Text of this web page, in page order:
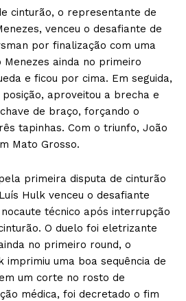
cinturão, o representante de
venceu o desafiante de
por finalização com uma
ainda no primeiro
e ficou por cima. Em seguida,
aproveitou a brecha e
de braço, forçando o
tapinhas. Com o triunfo, João
Mato Grosso.
primeira disputa de cinturão
Hulk venceu o desafiante
técnico após interrupção
O duelo foi eletrizante
no primeiro round, o
imprimiu uma boa sequência de
um corte no rosto de
médica, foi decretado o fim